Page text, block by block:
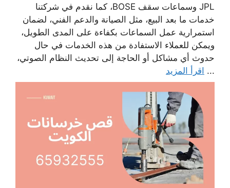
JPL وسماعات سقف BOSE، كما نقدم في شركتنا
خدمات ما بعد البيع، مثل الصيانة والدعم الفني، لضمان
استمرارية عمل السماعات بكفاءة على المدى الطويل،
ويمكن للعملاء الاستفادة من هذه الخدمات في حال
حدوث أي مشاكل أو الحاجة إلى تحديث النظام الصوتي،
... اقرأ المزيد